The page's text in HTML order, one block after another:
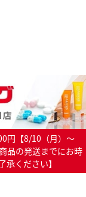
円【8/10（月）～
品の発送までにお時
ください】